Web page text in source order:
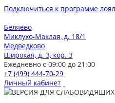
Подключиться к программе
Беляево
Миклухо-Маклая, д. 18/1
Медведково
Широкая, д. 3, кор. 3
Ежедневно с 09:00 до 21:00
+7 (499) 444-70-29
Личный кабинет